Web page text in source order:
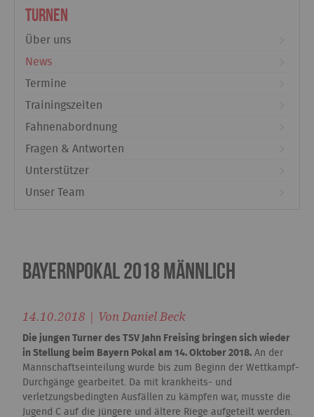
Turnen
Über uns
News
Termine
Trainingszeiten
Fahnenabordnung
Fragen & Antworten
Unterstützer
Unser Team
Bayernpokal 2018 männlich
14.10.2018 | Von Daniel Beck
Die jungen Turner des TSV Jahn Freising bringen sich wieder
in Stellung beim Bayern Pokal am 14. Oktober 2018. An der
Mannschaftseinteilung wurde bis zum Beginn der Wettkampf-
Durchgänge gearbeitet. Da mit krankheits- und
verletzungsbedingten Ausfällen zu kämpfen war, musste die
Jugend C auf die jüngere und ältere Riege aufgeteilt werden.